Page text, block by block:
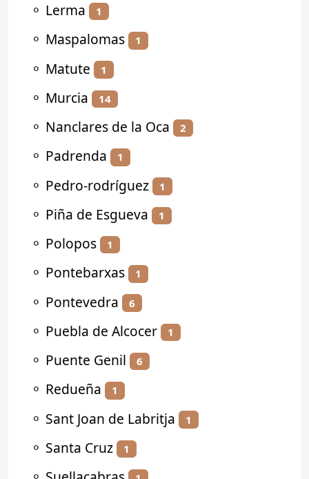
⚬ Lerma 1
⚬ Maspalomas 1
⚬ Matute 1
⚬ Murcia 14
⚬ Nanclares de la Oca 2
⚬ Padrenda 1
⚬ Pedro-rodríguez 1
⚬ Piña de Esgueva 1
⚬ Polopos 1
⚬ Pontebarxas 1
⚬ Pontevedra 6
⚬ Puebla de Alcocer 1
⚬ Puente Genil 6
⚬ Redueña 1
⚬ Sant Joan de Labritja 1
⚬ Santa Cruz 1